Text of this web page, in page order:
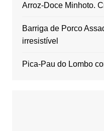
Arroz-Doce Minhoto.
Barriga de Porco
irresistível
Pica-Pau do Lombo